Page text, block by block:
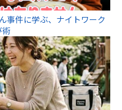
事件に学ぶ、ナイトワーク
術